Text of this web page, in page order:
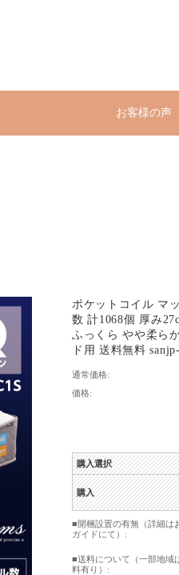
お客様の声
ポケットコイル マ
数 計1068個 厚み
ふっくら やや柔ら
ド用 送料無料
通常価格:
価格:
購入選択
購入
■開梱設置の有無（詳細は
ガイドにて）:
■送料について（一部地域
料有り）: